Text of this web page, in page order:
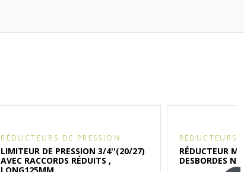
RÉDUCTEURS DE PRESSION
LIMITEUR DE PRESSION 3/4''(20/27)
AVEC RACCORDS RÉDUITS ,
RÉDUCTEURS
RÉDUCTEUR
DESBORDES